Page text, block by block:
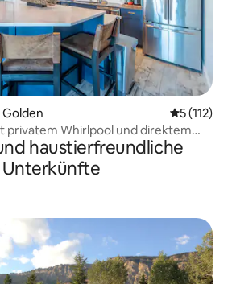
5 (112)
privatem Whirlpool und direktem
haustierfreundliche
Unterkünfte